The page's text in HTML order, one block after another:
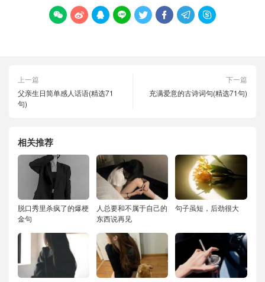
       
上一篇
父亲生日简单感人话语(精选71
句)
下一篇
充满爱意的古诗词句(精选71句)
相关推荐
脱口秀里杀疯了的爆梗
金句
人总要和不属于自己的
东西说再见
句子虽短，后劲很大